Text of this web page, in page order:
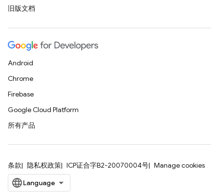
旧版文档
Android
Chrome
Firebase
Google Cloud Platform
所有产品
条款 隐私权政策 ICP证合字B2-20070004号 Manage cookies